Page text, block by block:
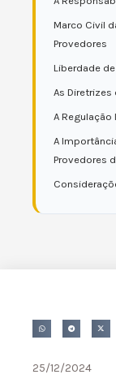
Marco Civil
Provedores
Liberdade
As
A
A
Provedores
25/12/2024